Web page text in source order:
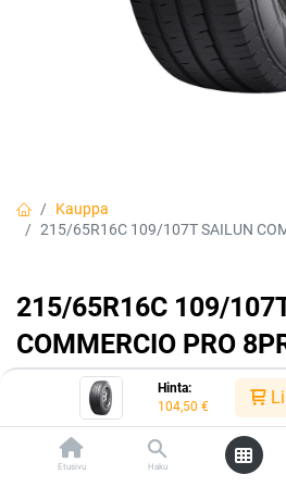
Hinta:
104,50 €
Etusivu Haku
Kauppa
215/65R16C 109/107T SAILUN
215/65R16C 109/
COMMERCIO PRO
6922250419040 Tuotekoodi:331880
104,50€/ kpl
Saatavilla